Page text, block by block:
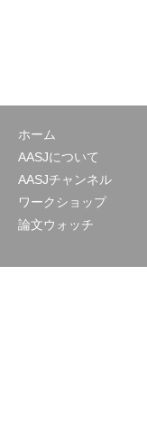
ホーム
AASJについて
AASJチャンネル
ワークショップ
論文ウォッチ